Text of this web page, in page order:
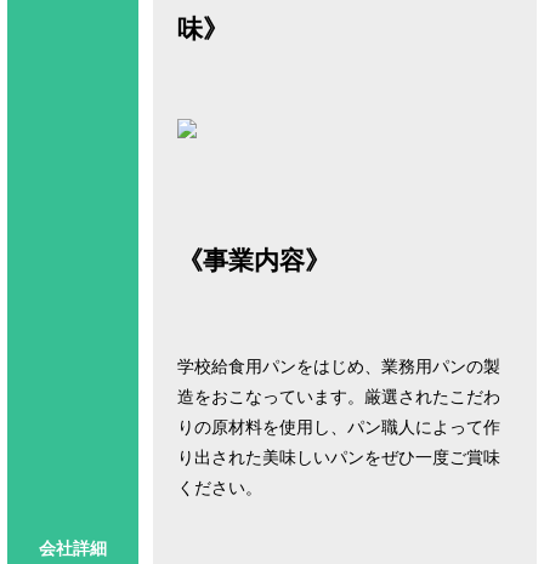
会社詳細
味》
《事業内容》
学校給食用パンをはじめ、業務用パンの製
造をおこなっています。厳選されたこだわ
りの原材料を使用し、パン職人によって作
り出された美味しいパンをぜひ一度ご賞味
ください。